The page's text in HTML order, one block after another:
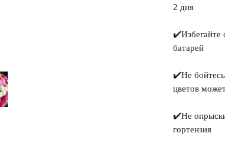
2 дня
✔️Избегайте
батарей
✔️Не бойтесь
цветов
✔️Не
гортензия